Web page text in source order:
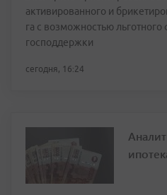
активированного и
га с возможностью
господдержки
сегодня, 16:24